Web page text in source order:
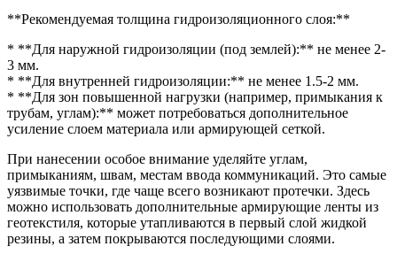
**Рекомендуемая толщина гидроизоляционного слоя:**
* **Для наружной гидроизоляции (под землей):** не менее 2-
3 мм.
* **Для внутренней гидроизоляции:** не менее 1.5-2 мм.
* **Для зон повышенной нагрузки (например, примыкания к
трубам, углам):** может потребоваться дополнительное
усиление слоем материала или армирующей сеткой.
При нанесении особое внимание уделяйте углам,
примыканиям, швам, местам ввода коммуникаций. Это самые
уязвимые точки, где чаще всего возникают протечки. Здесь
можно использовать дополнительные армирующие ленты из
геотекстиля, которые утапливаются в первый слой жидкой
резины, а затем покрываются последующими слоями.